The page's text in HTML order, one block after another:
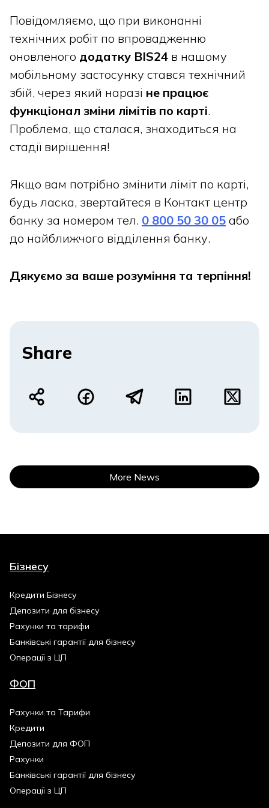
Повідомляємо, що при виконанні
технічних робіт по впровадженню
оновленого додатку BIS24 в нашому
мобільному застосунку стався технічний
збій, через який наразі не працює
функціонал зміни лімітів по карті.
Проблема, що сталася, знаходиться на
стадії вирішення!
Якщо вам потрібно змінити ліміт по карті,
будь ласка, звертайтеся в Контакт центр
банку за номером тел. 0 800 50 30 05 або
до найближчого відділення банку.
Дякуємо за ваше розуміння та терпіння!
Share
More News
Бізнесу
Кредити Бізнесу
Депозити для бізнесу
Рахунки та тарифи
Банківські гарантії для бізнесу
Операції з ЦП
ФОП
Рахунки та Тарифи
Кредити
Депозити для ФОП
Рахунки
Банківські гарантії для бізнесу
Операції з ЦП